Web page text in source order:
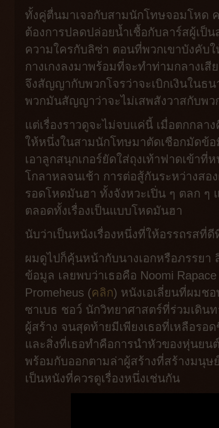
ทั้งคู่ตื่นมาเจอกับสามนักโทษจอมโหด
ต้องการปลดปล่อยน้ำเชื้อกับลาร์สผู้เป็
ความใครกับลิซ่า ตอนที่พวกเขาบังคับ
กางเกงลงมาพร้อมที่จะทำท่ามกลางเ
จึงสัญญากับพวกโจรว่าจะเบิกเงินในธ
พวกมันสัญญาว่าจะไม่เสพสังวาสกับพว
แต่เรื่องราวดูจะไม่จบแค่นี้ เมื่อตกกลา
ให้หนึ่งในสามนักโทษมาตัดเชือกมัดข้
เอาลูกสนุกเกอร์ยัดใส่ถุงเท้าฟาดเข้าที่
โกลาหลจนเช้า การต่อสู้กันระหว่างสอ
รอดโหดมันฮา ทั้งจังหวะเปิ่น ๆ ตลก ๆ
ตลอดทั้งเรื่องเป็นแบบโหดมันฮา
นับว่าเป็นหนังเรื่องหนึ่งที่ให้อรรถรสที่
ผมดูไปก็คุ้นหน้ากับนางเอกหรือภรรยา
ข้อมูล เลยพบว่าเธอคือ Noomi
Promeheus (คลิก) หนังเอเลี่ยนที่ผมช
ซาเบธ ชอว์ นักวิทยาศาสตร์ที่ร่วมเดิน
ผู้สร้าง จนสุดท้ายมีเพียงเธอที่เหลือรอ
และสิ่งที่เธอทำคือการนำหัวของหุ่นยน
พร้อมกับออกตามล่าผู้สร้างที่สร้างมนุษ
เป็นหนังที่ควรดูเรื่องหนึ่งเช่นกัน